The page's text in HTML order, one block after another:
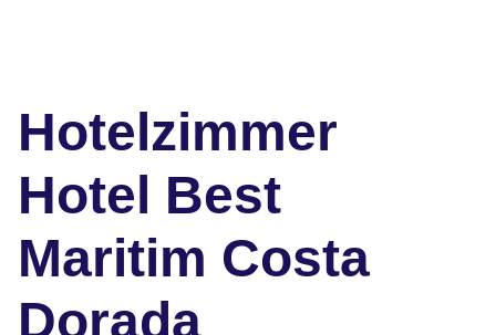
Hotelzimmer
Hotel Best
Maritim Costa
Dorada